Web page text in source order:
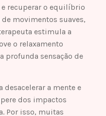
recuperar o equilíbrio
movimentos suaves,
estimula a
o relaxamento
profunda sensação de
desacelerar a mente e
dos impactos
Por isso, muitas